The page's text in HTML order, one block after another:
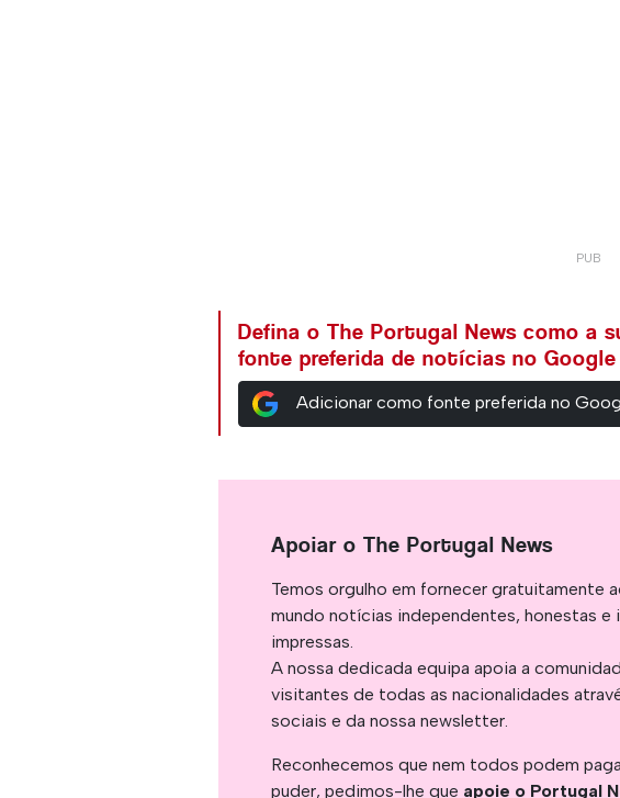
Defina o The Portugal News como a
fonte preferida de notícias no Google
Adicionar como fonte preferida no
Apoiar o The Portugal News
Temos orgulho em fornecer gratuitamente
mundo notícias independentes, honestas
impressas.
A nossa dedicada equipa apoia a
visitantes de todas as nacionalidades
sociais e da nossa newsletter.
Reconhecemos que nem todos podem
puder, pedimos-lhe que apoie o Portugal